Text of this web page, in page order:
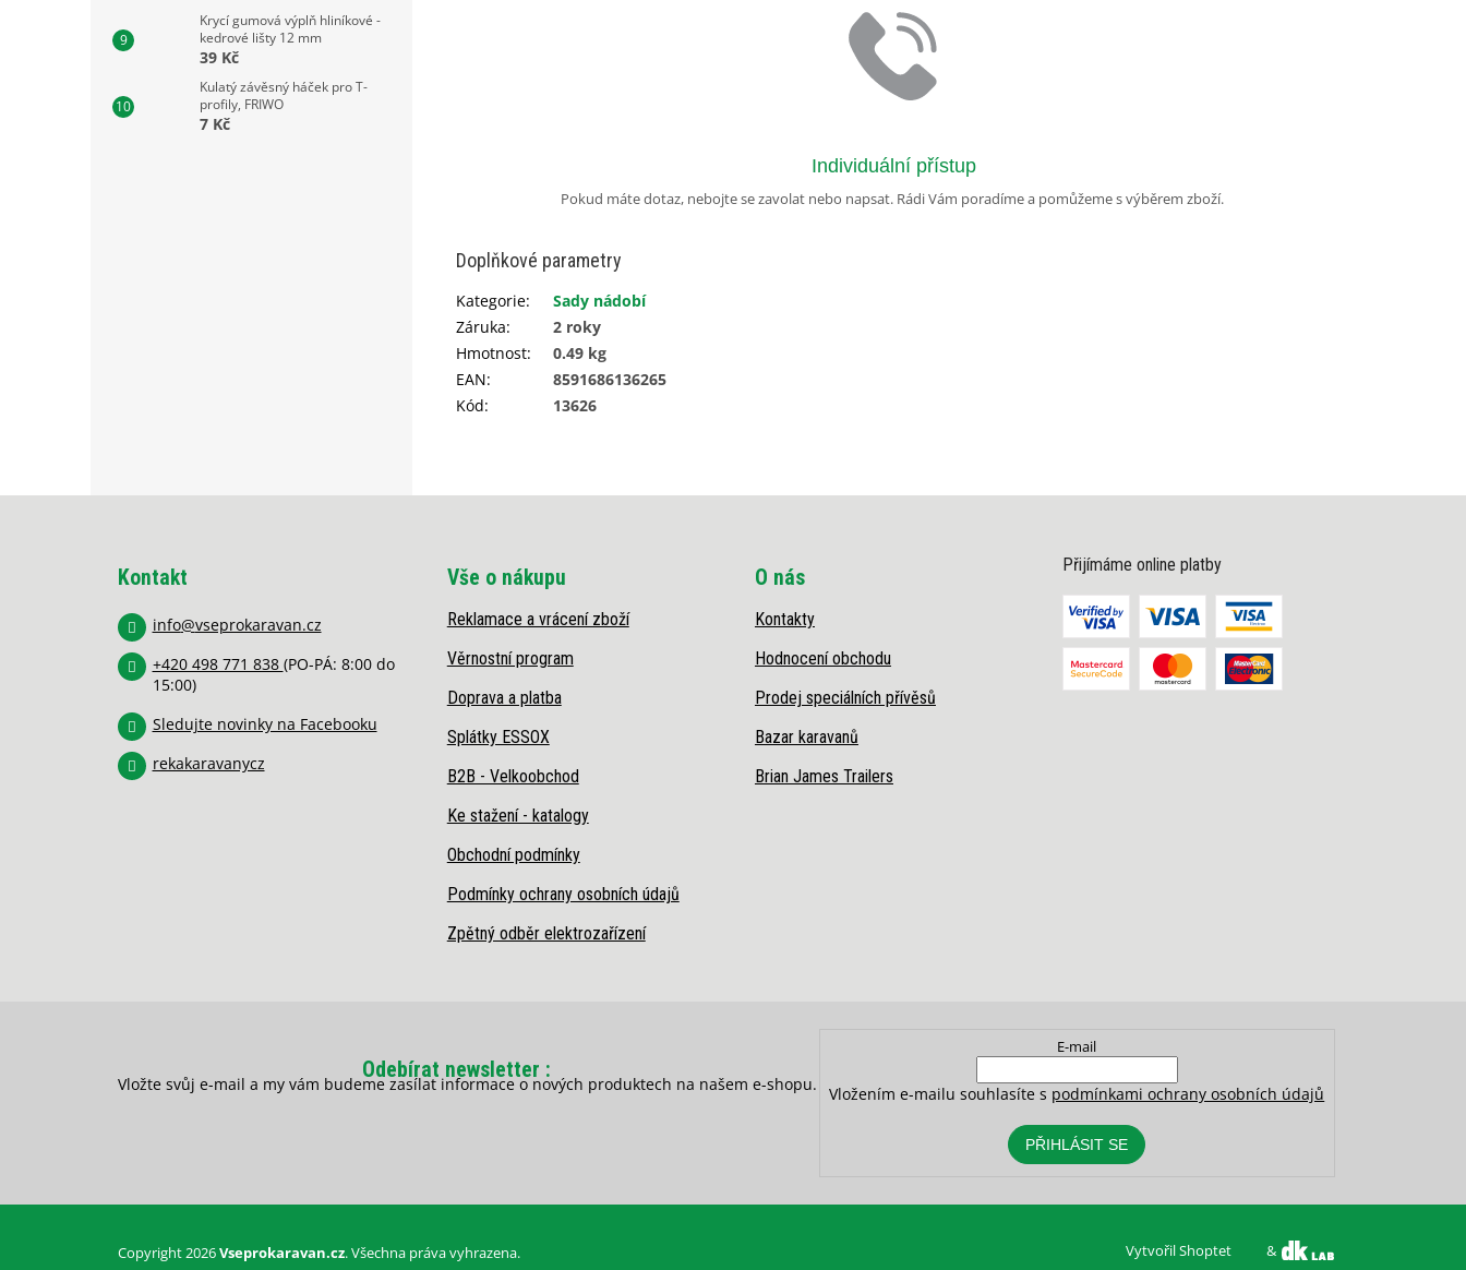
Krycí gumová výplň hliníkové -
kedrové lišty 12 mm
39 Kč
Kulatý závěsný háček pro T-
profily, FRIWO
7 Kč
Individuální přístup
Pokud máte dotaz, nebojte se zavolat nebo napsat. Rádi Vám poradíme a pomůžeme s výběrem zboží.
Doplňkové parametry
Kategorie:
Sady nádobí
Záruka:
2 roky
Hmotnost:
0.49 kg
EAN:
8591686136265
Kód: 13626
Kontakt
info@vseprokaravan.cz
+420 498 771 838 (PO-PÁ: 8:00 do
15:00)
Sledujte novinky na Facebooku
rekakaravanycz
Vše o nákupu
Reklamace a vrácení zboží
Věrnostní program
Doprava a platba
Splátky ESSOX
B2B - Velkoobchod
Ke stažení - katalogy
Obchodní podmínky
Podmínky ochrany osobních údajů
Zpětný odběr elektrozařízení
O nás
Kontakty
Hodnocení obchodu
Prodej speciálních přívěsů
Bazar karavanů
Brian James Trailers
Přijímáme online platby
Odebírat newsletter
Vložte svůj e-mail a my vám budeme zasílat informace o nových produktech na našem e-shopu.
E-mail
Vložením e-mailu souhlasíte s podmínkami ochrany osobních údajů
PŘIHLÁSIT SE
Vytvořil Shoptet &
Copyright 2026Vseprokaravan.cz. Všechna práva vyhrazena.